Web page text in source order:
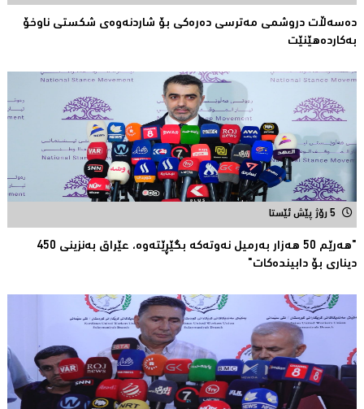
دەسەڵات دروشمی مەترسی دەرەكی بۆ شاردنەوەی شكستی ناوخۆ
بەكاردەهێنێت
5 رۆژ پێش ئێستا
"هەرێم 50 هەزار بەرمیل نەوتەكە بگێڕێتەوە، عێراق بەنزینی 450
دیناری بۆ دابیندەكات"